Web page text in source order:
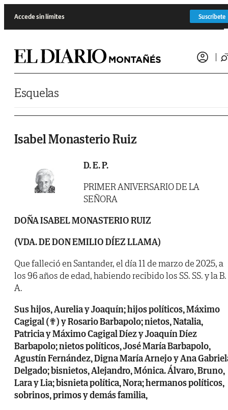
Accede sin límites Suscríbete
Esquelas
Isabel Monasterio Ruiz
D. E. P.
PRIMER ANIVERSARIO DE LA
SEÑORA
DOÑA ISABEL MONASTERIO RUIZ
(VDA. DE DON EMILIO DÍEZ LLAMA)
Que falleció en Santander, el día 11 de marzo de 2025, a
los 96 años de edad, habiendo recibido los SS. SS. y la B.
A.
Sus hijos, Aurelia y Joaquín; hijos políticos, Máximo
Cagigal (✟) y Rosario Barbapolo; nietos, Natalia,
Patricia y Máximo Cagigal Díez y Joaquín Díez
Barbapolo; nietos políticos, José María Barbapolo,
Agustín Fernández, Digna María Arnejo y Ana
Delgado; bisnietos, Alejandro, Mónica. Álvaro, Bruno,
Lara y Lia; bisnieta política, Nora; hermanos políticos,
sobrinos, primos y demás familia,